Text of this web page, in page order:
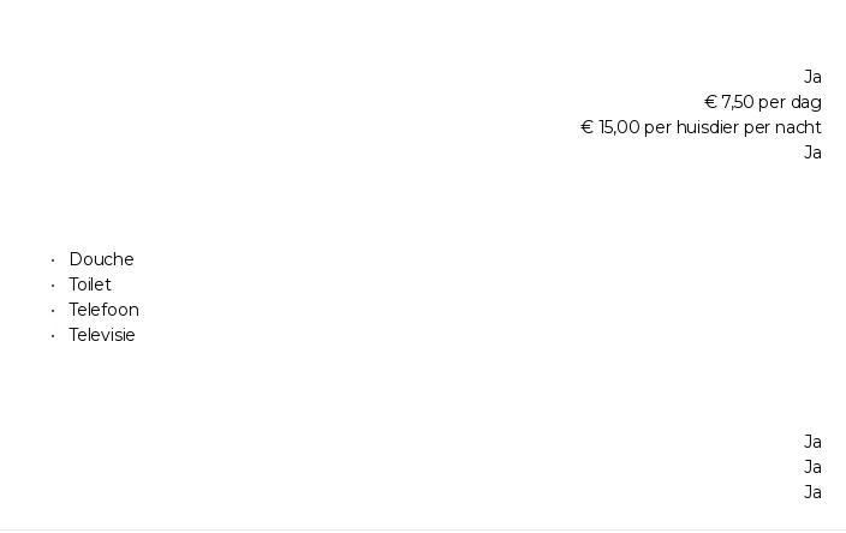
Ja
€ 7,50 per dag
€ 15,00 per huisdier per nacht
Ja
Douche
Toilet
Telefoon
Televisie
Ja
Ja
Ja